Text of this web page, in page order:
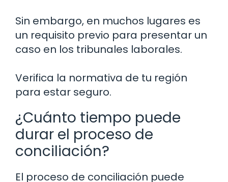
Sin embargo, en muchos lugares es
un requisito previo para presentar un
caso en los tribunales laborales.
Verifica la normativa de tu región
para estar seguro.
¿Cuánto tiempo puede
durar el proceso de
conciliación?
El proceso de conciliación puede